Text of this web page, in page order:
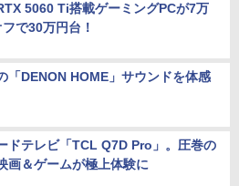
5060 Ti搭載ゲーミングPCが7万
で30万円台！
「DENON HOME」サウンドを体感
ドテレビ「TCL Q7D Pro」。圧巻の
画＆ゲームが極上体験に